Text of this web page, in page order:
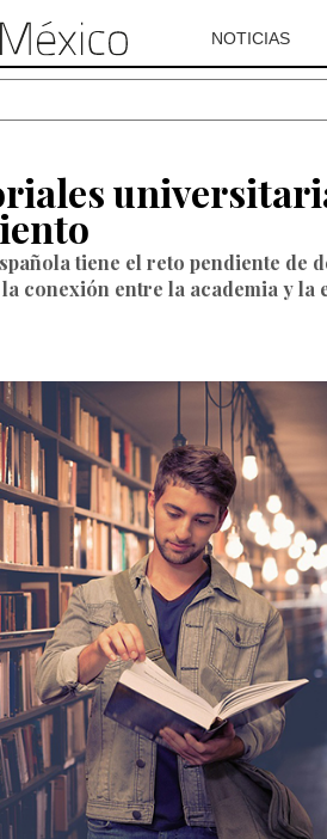
NOTICIAS
tiene el reto pendiente de
conexión entre la academia y la